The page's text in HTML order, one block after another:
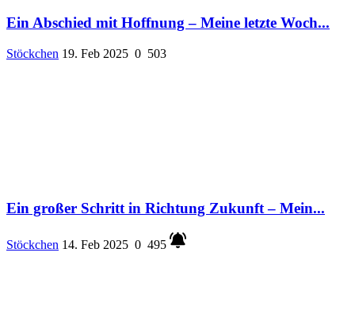
Ein Abschied mit Hoffnung – Meine letzte Woch...
Stöckchen 19. Feb 2025 0 503
Ein großer Schritt in Richtung Zukunft – Mein...
Stöckchen 14. Feb 2025 0 495